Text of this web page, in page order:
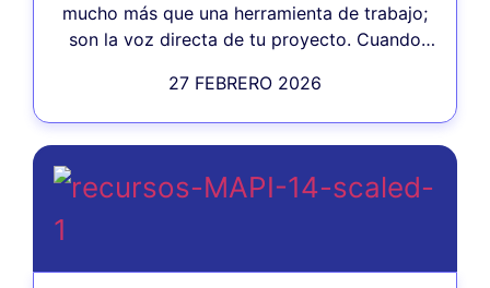
mucho más que una herramienta de trabajo;
son la voz directa de tu proyecto. Cuando
27 FEBRERO 2026